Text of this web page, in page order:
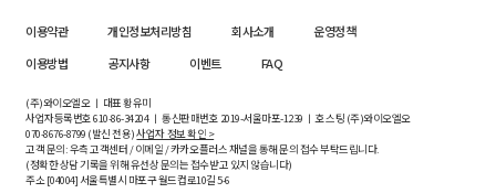
이용약관 개인정보처리방침 회사소개
운영정책
이용방법
공지사항 이벤트 FAQ
(주)와이오엘오 ㅣ 대표 황유미
사업자등록번호610-86-34204ㅣ 통신판매번호 2019-서울마포-1239 ㅣ 호스팅 (주)와이오엘오
070-8676-8799 (발신 전용)사업자 정보 확인 >
고객 문의: 우측 고객센터 / 이메일 / 카카오플러스 채널을 통해 문의 접수 부탁드립니다.
(정확한 상담 기록을 위해 유선상 문의는 접수받고 있지 않습니다)
주소 [04004] 서울특별시 마포구 월드컵로10길5-6